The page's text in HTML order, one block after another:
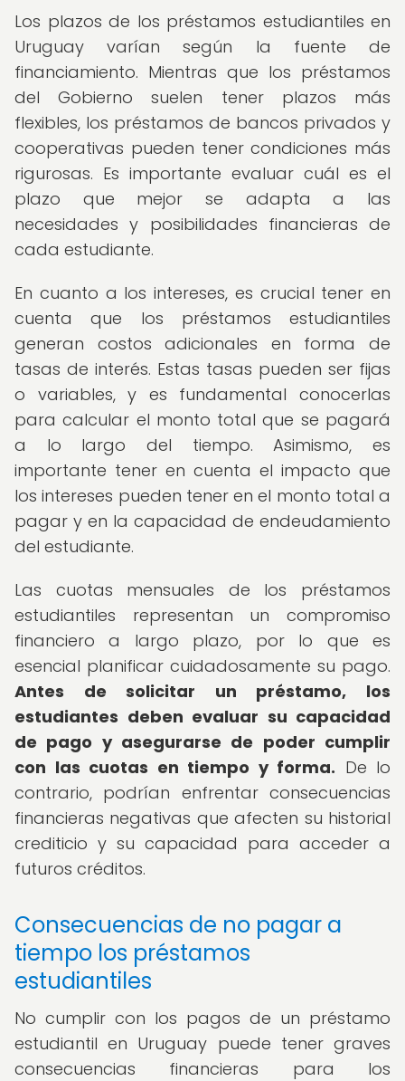
Los plazos de los préstamos estudiantiles en
Uruguay varían según la fuente de
financiamiento. Mientras que los préstamos
del Gobierno suelen tener plazos más
flexibles, los préstamos de bancos privados y
cooperativas pueden tener condiciones más
rigurosas. Es importante evaluar cuál es el
plazo que mejor se adapta a las
necesidades y posibilidades financieras de
cada estudiante.
En cuanto a los intereses, es crucial tener en
cuenta que los préstamos estudiantiles
generan costos adicionales en forma de
tasas de interés. Estas tasas pueden ser fijas
o variables, y es fundamental conocerlas
para calcular el monto total que se pagará
a lo largo del tiempo. Asimismo, es
importante tener en cuenta el impacto que
los intereses pueden tener en el monto total a
pagar y en la capacidad de endeudamiento
del estudiante.
Las cuotas mensuales de los préstamos
estudiantiles representan un compromiso
financiero a largo plazo, por lo que es
esencial planificar cuidadosamente su pago.
Antes de solicitar un préstamo, los
estudiantes deben evaluar su capacidad
de pago y asegurarse de poder cumplir
con las cuotas en tiempo y forma. De lo
contrario, podrían enfrentar consecuencias
financieras negativas que afecten su historial
crediticio y su capacidad para acceder a
futuros créditos.
Consecuencias de no pagar a
tiempo los préstamos
estudiantiles
No cumplir con los pagos de un préstamo
estudiantil en Uruguay puede tener graves
consecuencias financieras para los